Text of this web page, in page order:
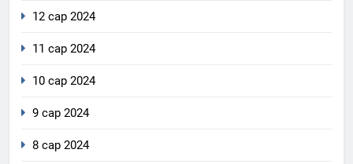
12 сар 2024
11 сар 2024
10 сар 2024
9 сар 2024
8 сар 2024